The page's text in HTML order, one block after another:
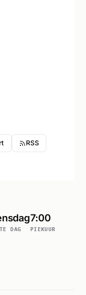
RSS
DAG
7:00
PIEKUUR